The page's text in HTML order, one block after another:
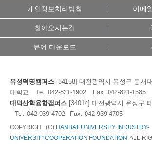
개인정보처리방침 이메
찾아오시는길
뷰어 다운로드
유성덕명캠퍼스 [34158] 대전광역시 유성구 동서
대학교
Tel. 042-821-1902
Fax. 042-821-1585
대덕산학융합캠퍼스 [34014] 대전광역시 유성구
Tel. 042-939-4702
Fax. 042-939-4705
COPYRIGHT (C) HANBAT UNIVERSITY INDUSTRY-
UNIVERSITYCOOPERATION FOUNDATION.ALL